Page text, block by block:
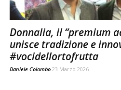
Donnalia, il “premium
unisce tradizione e
#vocidellortofrutta
Daniele Colombo 23 Marzo 2026